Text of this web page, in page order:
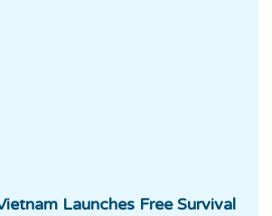
Launches Free Survival